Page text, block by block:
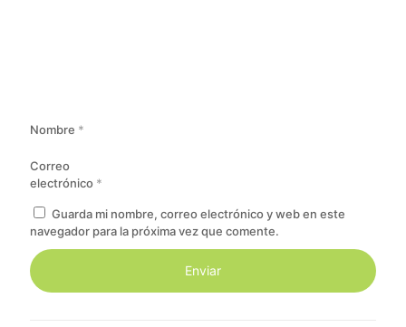
Nombre *
Correo
electrónico *
Guarda mi nombre, correo electrónico y web en este
navegador para la próxima vez que comente.